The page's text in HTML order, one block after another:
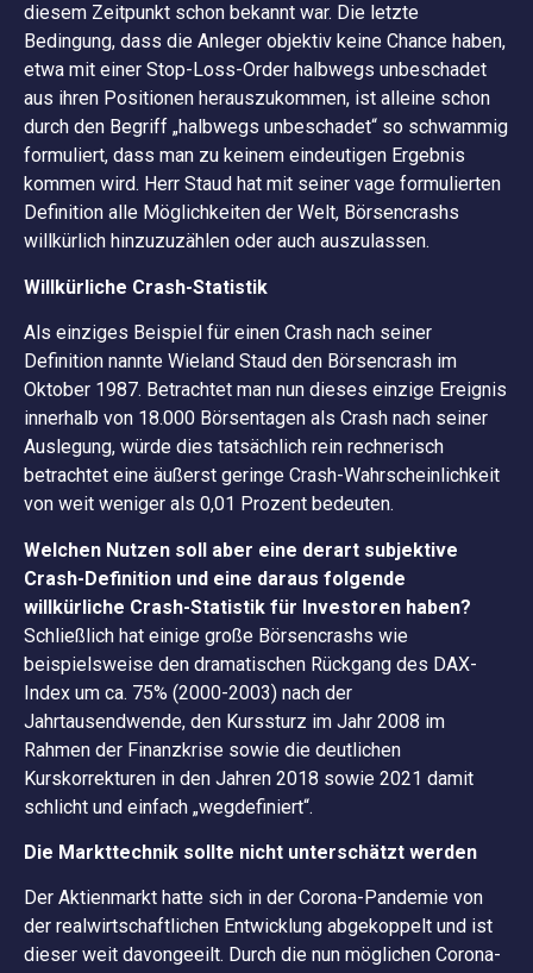
diesem Zeitpunkt schon bekannt war. Die letzte
Bedingung, dass die Anleger objektiv keine Chance haben,
etwa mit einer Stop-Loss-Order halbwegs unbeschadet
aus ihren Positionen herauszukommen, ist alleine schon
durch den Begriff „halbwegs unbeschadet“ so schwammig
formuliert, dass man zu keinem eindeutigen Ergebnis
kommen wird. Herr Staud hat mit seiner vage formulierten
Definition alle Möglichkeiten der Welt, Börsencrashs
willkürlich hinzuzuzählen oder auch auszulassen.
Willkürliche Crash-Statistik
Als einziges Beispiel für einen Crash nach seiner
Definition nannte Wieland Staud den Börsencrash im
Oktober 1987. Betrachtet man nun dieses einzige Ereignis
innerhalb von 18.000 Börsentagen als Crash nach seiner
Auslegung, würde dies tatsächlich rein rechnerisch
betrachtet eine äußerst geringe Crash-Wahrscheinlichkeit
von weit weniger als 0,01 Prozent bedeuten.
Welchen Nutzen soll aber eine derart subjektive
Crash-Definition und eine daraus folgende
willkürliche Crash-Statistik für Investoren haben?
Schließlich hat einige große Börsencrashs wie
beispielsweise den dramatischen Rückgang des DAX-
Index um ca. 75% (2000-2003) nach der
Jahrtausendwende, den Kurssturz im Jahr 2008 im
Rahmen der Finanzkrise sowie die deutlichen
Kurskorrekturen in den Jahren 2018 sowie 2021 damit
schlicht und einfach „wegdefiniert“.
Die Markttechnik sollte nicht unterschätzt werden
Der Aktienmarkt hatte sich in der Corona-Pandemie von
der realwirtschaftlichen Entwicklung abgekoppelt und ist
dieser weit davongeeilt. Durch die nun möglichen Corona-